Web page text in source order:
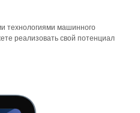
технологиями машинного
реализовать свой потенциал